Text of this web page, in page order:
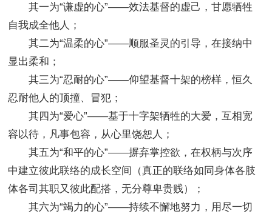
其一为“谦虚的心”——效法基督的虚己，甘愿牺牲
自我成全他人；
其二为“温柔的心”——顺服圣灵的引导，在接纳中
显出柔和；
其三为“忍耐的心”——仰望基督十架的榜样，恒久
忍耐他人的顶撞、冒犯；
其四为“爱心”——基于十字架牺牲的大爱，互相宽
容以待，凡事包容，从心里饶恕人；
其五为“和平的心”——摒弃掌控欲，在权柄与次序
中建立彼此联络的成长空间（真正的联络如同身体各肢
体各司其职又彼此配搭，无分尊卑贵贱）；
其六为“竭力的心”——持续不懈地努力，用尽一切